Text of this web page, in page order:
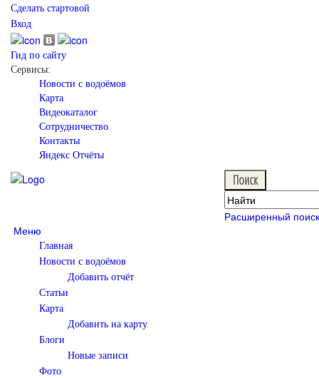
Сделать стартовой
Вход
Гид по сайту
Сервисы:
Новости с водоёмов
Карта
Видеокаталог
Сотрудничество
Контакты
Яндекс Отчёты
Расширенный поиск
Меню
Главная
Новости с водоёмов
Добавить отчёт
Статьи
Карта
Добавить на карту
Блоги
Новые записи
Фото